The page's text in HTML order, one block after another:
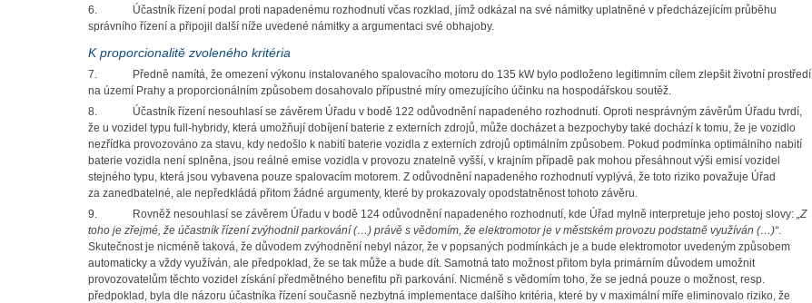
6.
Účastník řízení podal proti napadenému rozhodnutí včas rozklad, jímž odkázal na své námitky uplatněné v předcházejícím průběhu
správního řízení a připojil další níže uvedené námitky a argumentaci své obhajoby.
K proporcionalitě zvoleného kritéria
7. Předně namítá, že omezení výkonu instalovaného spalovacího motoru do 135 kW bylo podloženo legitimním cílem zlepšit životní prostředí
na území Prahy a proporcionálním způsobem dosahovalo přípustné míry omezujícího účinku na hospodářskou soutěž.
8.
Účastník řízení nesouhlasí se závěrem Úřadu v bodě 122 odůvodnění napadeného rozhodnutí. Oproti nesprávným závěrům Úřadu tvrdí,
že u vozidel typu full-hybridy, která umožňují dobíjení baterie z externích zdrojů, může docházet a bezpochyby také dochází k tomu, že je vozidlo
nezřídka provozováno za stavu, kdy nedošlo k nabití baterie vozidla z externích zdrojů optimálním způsobem. Pokud podmínka optimálního nabití
baterie vozidla není splněna, jsou reálné emise vozidla v provozu znatelně vyšší, v krajním případě pak mohou přesáhnout výši emisí vozidel
stejného typu, která jsou vybavena pouze spalovacím motorem. Z odůvodnění napadeného rozhodnutí vyplývá, že toto riziko považuje Úřad
za zanedbatelné, ale nepředkládá přitom žádné argumenty, které by prokazovaly opodstatněnost tohoto závěru.
9.
Rovněž nesouhlasí se závěrem Úřadu v bodě 124 odůvodnění napadeného rozhodnutí, kde Úřad mylně interpretuje jeho postoj slovy: „Z
toho je zřejmé, že účastník řízení zvýhodnil parkování (…) právě s vědomím, že elektromotor je v městském provozu podstatně využíván (…)“.
Skutečnost je nicméně taková, že důvodem zvýhodnění nebyl názor, že v popsaných podmínkách je a bude elektromotor uvedeným způsobem
automaticky a vždy využíván, ale předpoklad, že se tak může a bude dít. Samotná tato možnost přitom byla primárním důvodem umožnit
provozovatelům těchto vozidel získání předmětného benefitu při parkování. Nicméně s vědomím toho, že se jedná pouze o možnost, resp.
předpoklad, byla dle názoru účastníka řízení současně nezbytná implementace dalšího kritéria, které by v maximální míře eliminovalo riziko, že